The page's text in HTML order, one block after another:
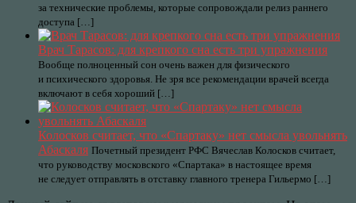
за технические проблемы, которые сопровождали релиз раннего
доступа […]
Врач Тарасов: для крепкого сна есть три упражнения
Вообще полноценный сон очень важен для физического
и психического здоровья. Не зря все рекомендации врачей всегда
включают в себя хороший […]
Колосков считает, что «Спартаку» нет смысла увольнять
Абаскаля Почетный президент РФС Вячеслав Колосков считает,
что руководству московского «Спартака» в настоящее время
не следует отправлять в отставку главного тренера Гильермо […]